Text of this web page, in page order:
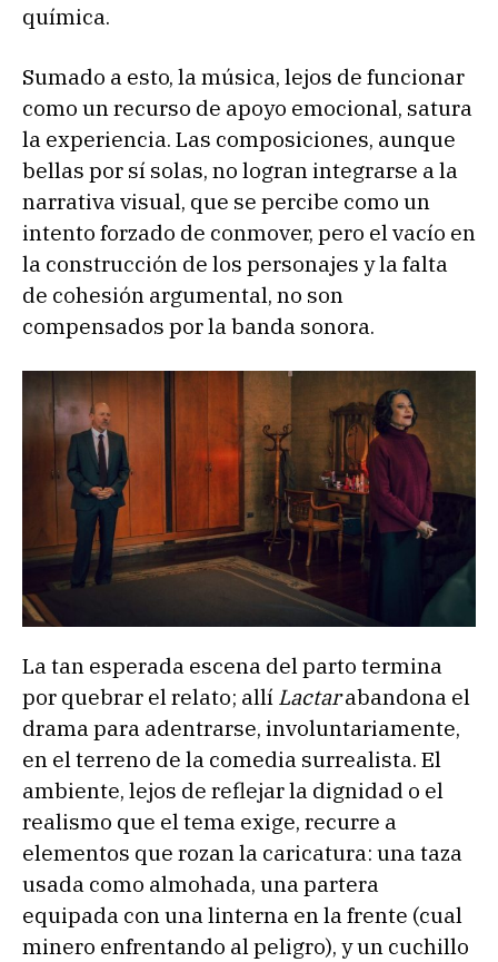
química.
Sumado a esto, la música, lejos de funcionar
como un recurso de apoyo emocional, satura
la experiencia. Las composiciones, aunque
bellas por sí solas, no logran integrarse a la
narrativa visual, que se percibe como un
intento forzado de conmover, pero el vacío en
la construcción de los personajes y la falta
de cohesión argumental, no son
compensados por la banda sonora.
La tan esperada escena del parto termina
por quebrar el relato; allí Lactarabandona el
drama para adentrarse, involuntariamente,
en el terreno de la comedia surrealista. El
ambiente, lejos de reflejar la dignidad o el
realismo que el tema exige, recurre a
elementos que rozan la caricatura: una taza
usada como almohada, una partera
equipada con una linterna en la frente (cual
minero enfrentando al peligro), y un cuchillo